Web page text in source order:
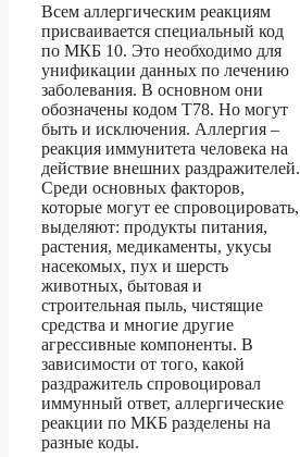
Всем аллергическим реакциям
присваивается специальный код
по МКБ 10. Это необходимо для
унификации данных по лечению
заболевания. В основном они
обозначены кодом Т78. Но могут
быть и исключения. Аллергия –
реакция иммунитета человека на
действие внешних раздражителей.
Среди основных факторов,
которые могут ее спровоцировать,
выделяют: продукты питания,
растения, медикаменты, укусы
насекомых, пух и шерсть
животных, бытовая и
строительная пыль, чистящие
средства и многие другие
агрессивные компоненты. В
зависимости от того, какой
раздражитель спровоцировал
иммунный ответ, аллергические
реакции по МКБ разделены на
разные коды.